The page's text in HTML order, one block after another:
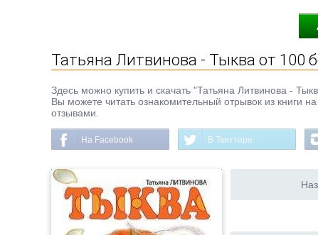
Татьяна Литвинова - Тыква от 100
Здесь можно купить и скачать "Татьяна Литвинова -
Вы можете читать ознакомительный отрывок из книги
отзывами.
На Facebook В Твиттере